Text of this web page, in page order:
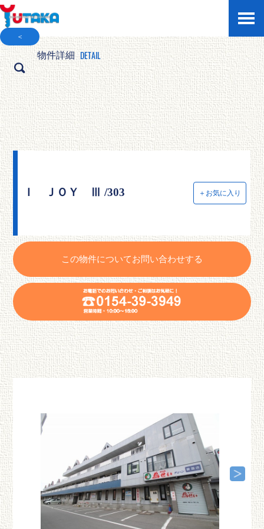
＜
物件詳細 DETAIL
Ｉ ＪＯＹ Ⅲ /303 ＋お気に入り
この物件についてお問い合わせする